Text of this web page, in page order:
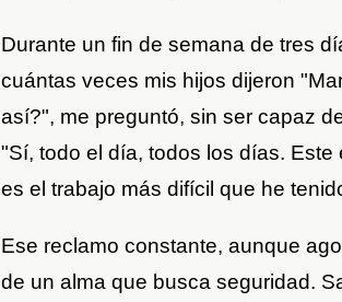
Durante un fin de semana de tres
cuántas veces mis hijos dijeron
así?", me preguntó, sin ser capaz
"Sí, todo el día, todos los días. Este
es el trabajo más difícil que he
Ese reclamo constante, aunque
de un alma que busca seguridad.